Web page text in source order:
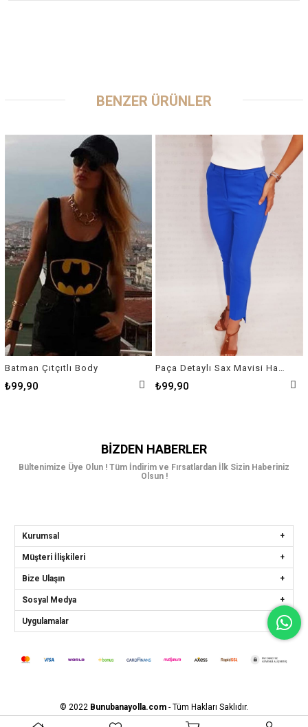
BENZER ÜRÜNLER
Batman Çıtçıtlı Body
₺99,90 ₺99,90
BIZDEN HABERLER
Bültenimize Üye Olun ! Tüm İndirim ve Fırsatlardan İlk Sizin Haberiniz
Olsun !
Kurumsal
Müşteri İlişkileri
Bize Ulaşın
Sosyal Medya
Uygulamalar
© 2022 Bunubanayolla.com- Tüm Hakları Saklıdır.